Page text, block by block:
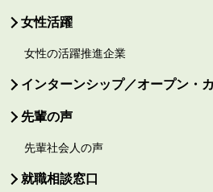
女性活躍
女性の活躍推進企業
インターンシップ／オープン・
先輩の声
先輩社会人の声
就職相談窓口